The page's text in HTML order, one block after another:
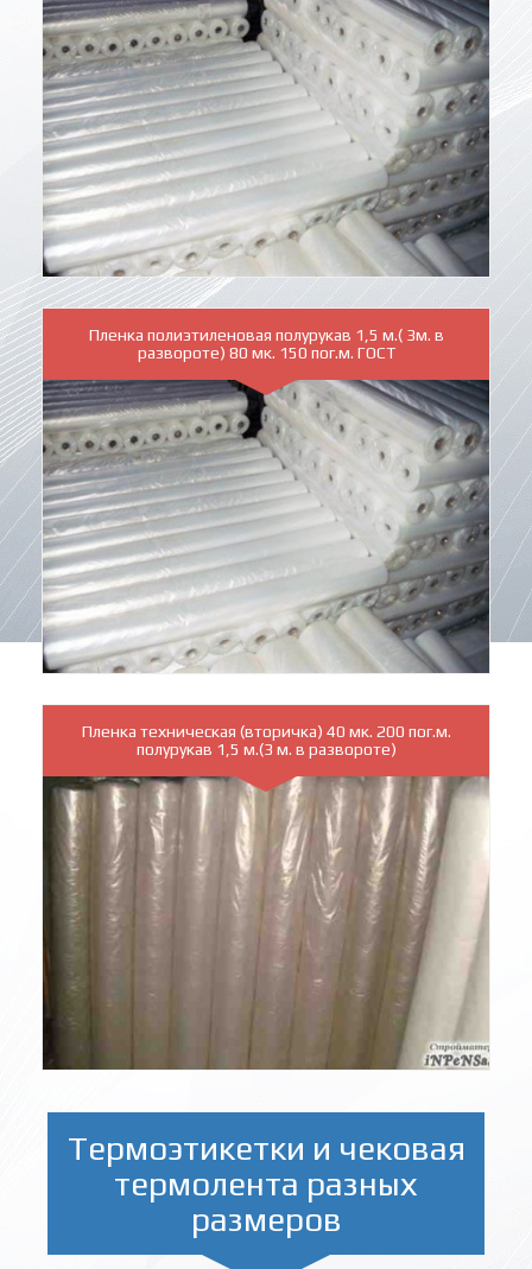
Пленка полиэтиленовая полурукав 1,5 м.( 3м. в
развороте) 80 мк. 150 пог.м. ГОСТ
Пленка техническая (вторичка) 40 мк. 200 пог.м.
полурукав 1,5 м.(3 м. в развороте)
Термоэтикетки и чековая
термолента разных
размеров